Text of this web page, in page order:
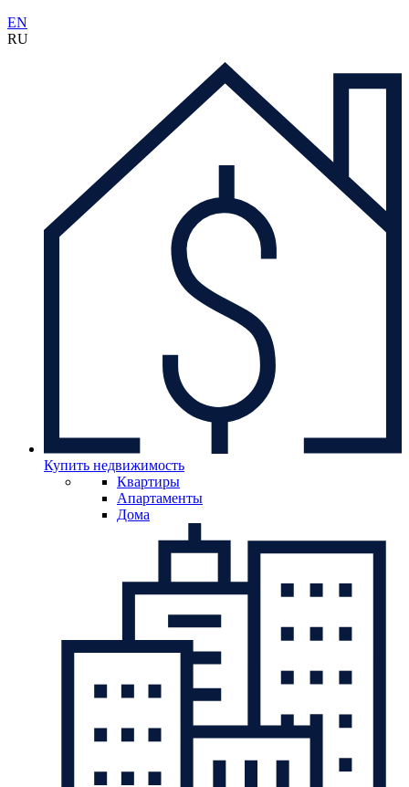
EN
RU
Купить недвижимость
Квартиры
Апартаменты
Дома